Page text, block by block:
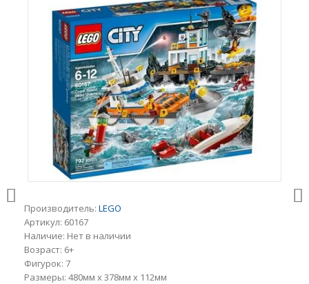
Производитель: LEGO
Артикул: 60167
Наличие: Нет в наличии
Возраст: 6+
Фигурок: 7
Размеры: 480мм x 378мм x 112мм